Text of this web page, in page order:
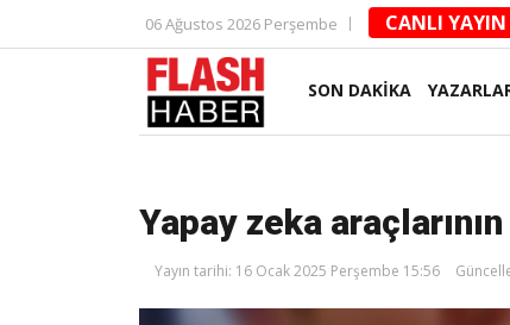
06 Ağustos 2026 Perşembe CANLI YAYIN
SON DAKİKA
Yapay zeka
Yayın tarihi: 16 Ocak 2025 Perşembe 15:56